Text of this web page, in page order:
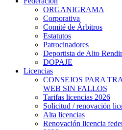
ORGANIGRAMA
Corporativa
Comité de Árbitros
Estatutos
Patrocinadores
Deportista de Alto
DOPAJE
Licencias
CONSEJOS PARA
WEB SIN FALLOS
Tarifas licencias 2026
Solicitud / renovación
Alta licencias
Renovación licencia